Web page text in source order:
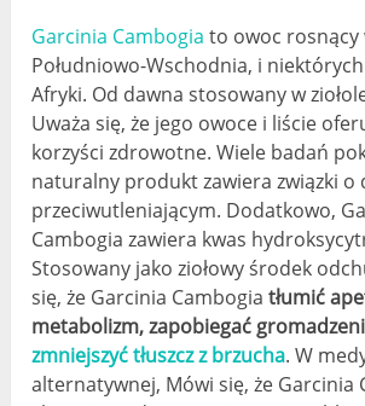
Garcinia Cambogia to owoc rosnący
Południowo-Wschodnia, i
Afryki. Od dawna stosowany w
Uważa się, że jego owoce i liście
korzyści zdrowotne. Wiele badań
naturalny produkt zawiera związki o
przeciwutleniającym. Dodatkowo,
Cambogia zawiera kwas
Stosowany jako ziołowy środek
się, że Garcinia Cambogia tłumić
metabolizm, zapobiegać
zmniejszyć tłuszcz z brzucha. W
alternatywnej, Mówi się, że Garcinia